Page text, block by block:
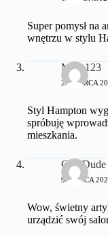
Super pomysł na
wnętrzu w stylu
Misia123
22 MARCA
Styl Hampton
spróbuję
mieszkania.
CoolDude
9 MARCA
Wow, świetny
urządzić swój